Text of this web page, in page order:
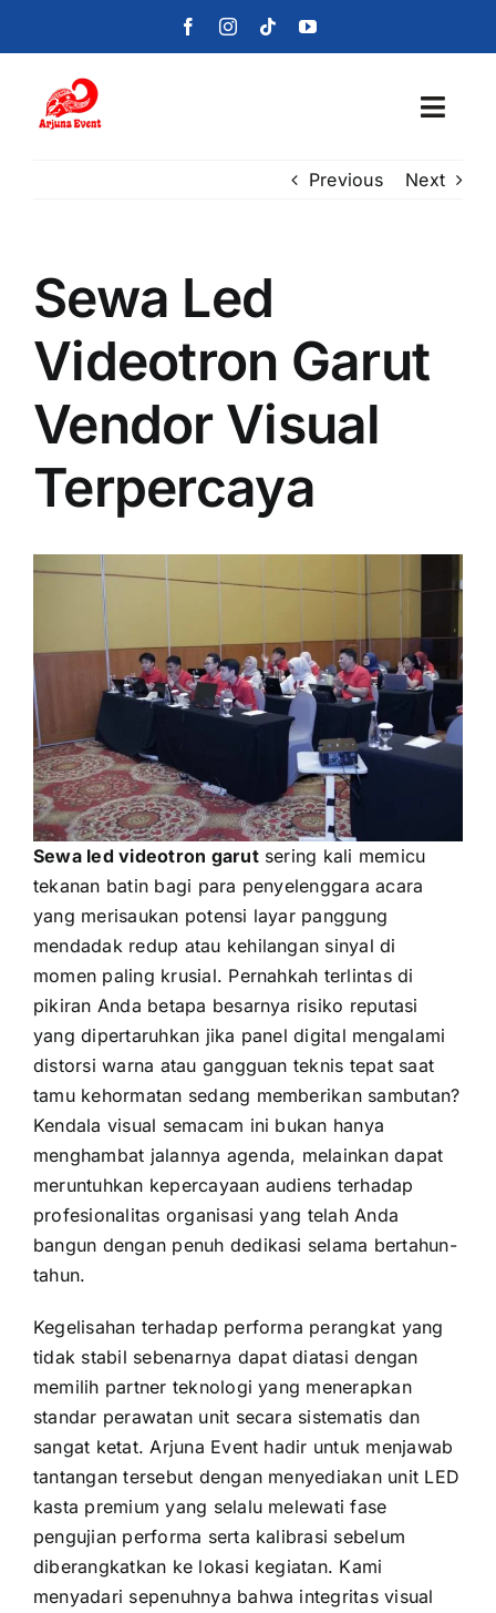
Beranda
Portofolio
Blog
PRICELIST
Hubungi Kami
Previous Next
Sewa Led
Videotron Garut
Vendor Visual
Terpercaya
Sewa led videotron garutsering kali memicu
tekanan batin bagi para penyelenggara acara
yang merisaukan potensi layar panggung
mendadak redup atau kehilangan sinyal di
momen paling krusial. Pernahkah terlintas di
pikiran Anda betapa besarnya risiko reputasi
yang dipertaruhkan jika panel digital mengalami
distorsi warna atau gangguan teknis tepat saat
tamu kehormatan sedang memberikan sambutan?
Kendala visual semacam ini bukan hanya
menghambat jalannya agenda, melainkan dapat
meruntuhkan kepercayaan audiens terhadap
profesionalitas organisasi yang telah Anda
bangun dengan penuh dedikasi selama bertahun-
tahun.
Kegelisahan terhadap performa perangkat yang
tidak stabil sebenarnya dapat diatasi dengan
memilih partner teknologi yang menerapkan
standar perawatan unit secara sistematis dan
sangat ketat. Arjuna Event hadir untuk menjawab
tantangan tersebut dengan menyediakan unit LED
kasta premium yang selalu melewati fase
pengujian performa serta kalibrasi sebelum
diberangkatkan ke lokasi kegiatan. Kami
menyadari sepenuhnya bahwa integritas visual